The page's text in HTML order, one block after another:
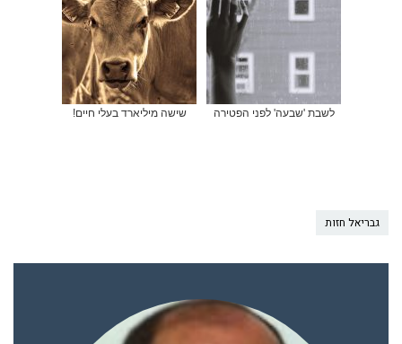
לשבת 'שבעה' לפני הפטירה שישה מיליארד בעלי חיים!
גבריאל חזות